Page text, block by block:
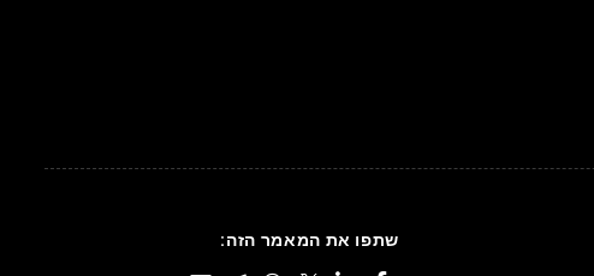
שתפו את המאמר הזה: